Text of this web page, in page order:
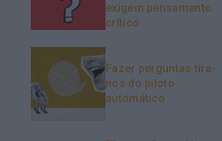
exigem pensamento
crítico
Fazer perguntas tira-
nos do piloto
automático